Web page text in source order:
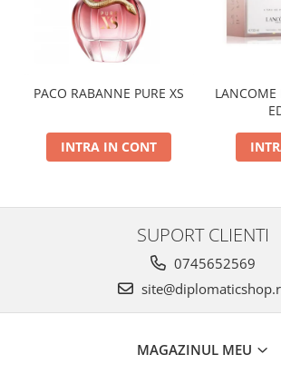
PACO RABANNE PURE XS
INTRA IN CONT
LANCOME
SUPORT CLIENTI
0745652569
MAGAZINUL MEU